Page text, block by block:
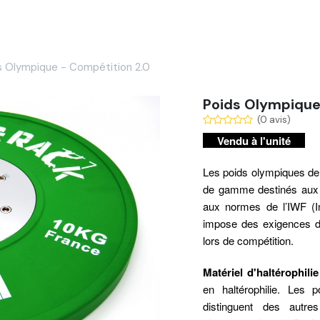
Olympique - Compétition 2.0
Poids
(0 avis)
Vendu à l'unité
Les poids olympiques
de gamme destinés
aux normes de l’IWF
impose des exigences
lors de compétition.
Matériel
en haltérophilie. Les
distinguent des